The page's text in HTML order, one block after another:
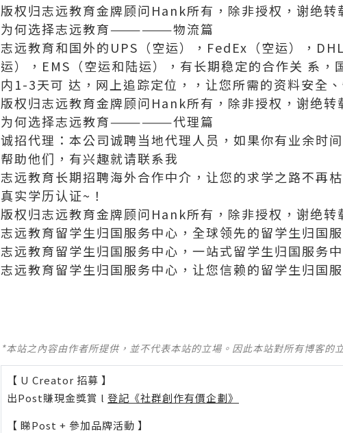
版权归志远教育金牌顾问Hank所有，除非授权，谢绝转
为何选择志远教育——————物流篇
志远教育和国外的UPS（空运），FedEx（空运），
运），EMS（空运和陆运），有长期稳定的合作关 系
内1-3天可 达，网上追踪定位，，让您所需的资料安全
版权归志远教育金牌顾问Hank所有，除非授权，谢绝转
为何选择志远教育——————代理篇
诚招代理：本公司诚聘当地代理人员，如果你有业余时
帮助他们，有兴趣就请联系我
志远教育长期招聘海外合作中介，让您的求学之路不再
真实学历认证~！
版权归志远教育金牌顾问Hank所有，除非授权，谢绝转
志远教育留学生归国服务中心，全球领先的留学生归国
志远教育留学生归国服务中心，一站式留学生归国服务
志远教育留学生归国服务中心，让您信赖的留学生归国
*本站之內容由作者所提供，並不代表本站的立場。因此本站對所有博客的
【 U Creator 招募 】
出Post賺現金獎賞 l 登記《社群創作有價企劃》
【 睇Post + 參加品牌活動 】